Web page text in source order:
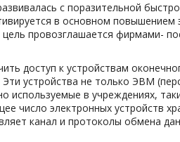
с поразительной
в основном повышением
провозглашается фирмами-
доступ к устройствам
устройства не только ЭВМ
используемые в учреждениях,
число электронных устройств
канал и протоколы обмена